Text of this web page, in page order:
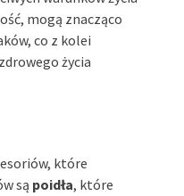
mogą znacząco
co z kolei
życia
które
są poidła, które